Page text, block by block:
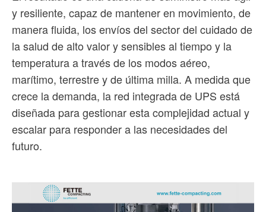
y resiliente, capaz de mantener en movimiento, de
manera fluida, los envíos del sector del cuidado de
la salud de alto valor y sensibles al tiempo y la
temperatura a través de los modos aéreo,
marítimo, terrestre y de última milla. A medida que
crece la demanda, la red integrada de UPS está
diseñada para gestionar esta complejidad actual y
escalar para responder a las necesidades del
futuro.